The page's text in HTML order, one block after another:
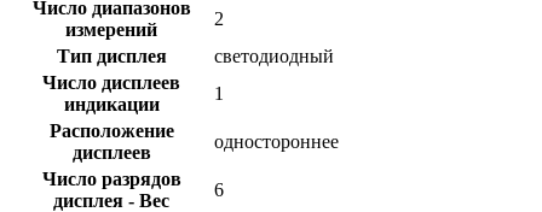
Число диапазонов
измерений
2
Тип дисплея
светодиодный
Число дисплеев
индикации
1
Расположение
дисплеев
одностороннее
Число разрядов
дисплея - Вес
6